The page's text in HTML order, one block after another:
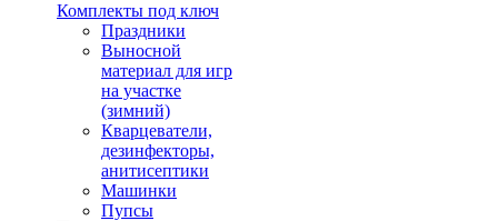
Комплекты под ключ
Праздники
Выносной
материал для игр
на участке
(зимний)
Кварцеватели,
дезинфекторы,
анитисептики
Машинки
Пупсы